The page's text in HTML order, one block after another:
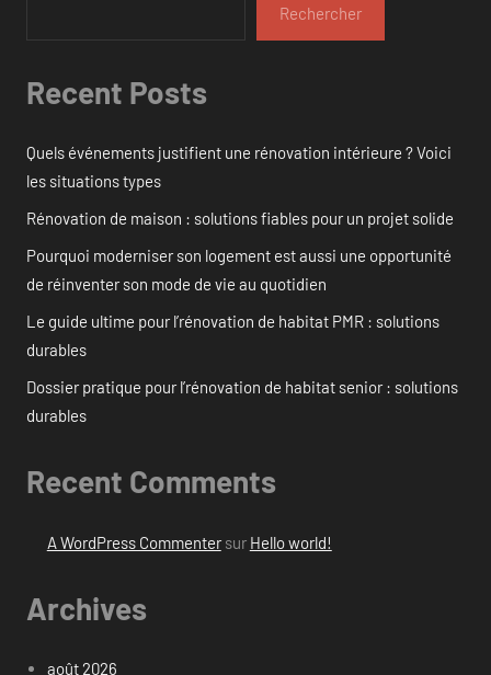
Rechercher
Recent Posts
Quels événements justifient une rénovation intérieure ? Voici
les situations types
Rénovation de maison : solutions fiables pour un projet solide
Pourquoi moderniser son logement est aussi une opportunité
de réinventer son mode de vie au quotidien
Le guide ultime pour l’rénovation de habitat PMR : solutions
durables
Dossier pratique pour l’rénovation de habitat senior : solutions
durables
Recent Comments
A WordPress Commentersur Hello world!
Archives
août 2026